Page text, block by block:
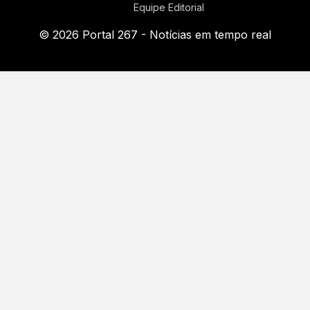
Equipe Editorial
© 2026 Portal 267 - Notícias em tempo real